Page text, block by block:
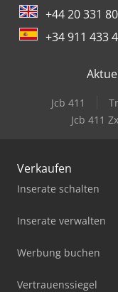
+44 20 331
+34 911 433
Jcb 411
Jcb 411 Zx
Verkaufen
Inserate schalten
Inserate verwalten
Werbung buchen
Vertrauenssiegel